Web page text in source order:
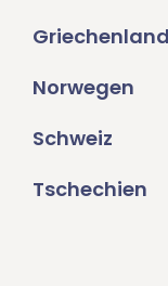
Griechenland
Norwegen
Schweiz
Tschechien